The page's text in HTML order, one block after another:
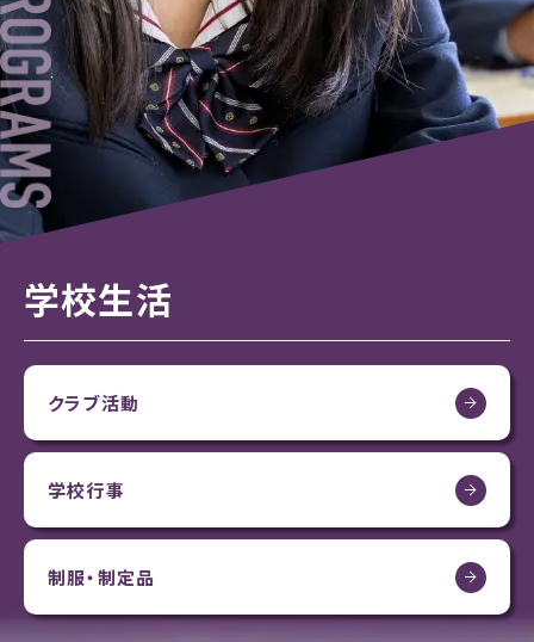
学校生活
クラブ活動
学校行事
制服・制定品